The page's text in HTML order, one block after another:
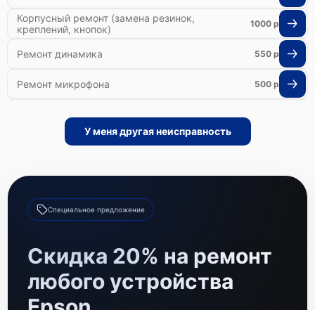
Корпусный ремонт (замена резинок,
креплений, кнопок)
1000 р
Ремонт динамика 550 р
Ремонт микрофона 500 р
Ремонт Bluetooth-систем
Ремонт оптики 500 р
Замена датчиков
Замена разъемов 600 р
У меня другая неисправность
Специальное предложение
Скидка 20% на ремонт
любого устройства